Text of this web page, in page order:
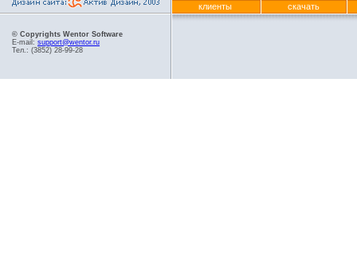
клиенты скачать
© Copyrights Wentor Software
E-mail: support@wentor.ru
Тел.: (3852) 28-99-28